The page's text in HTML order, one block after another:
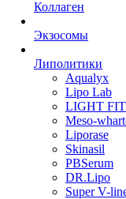
Коллаген
Экзосомы
Липолитики
Aqualyx
Lipo Lab
LIGHT FIT
Meso-
Liporase
Skinasil
PBSerum
DR.Lipo
Super V-